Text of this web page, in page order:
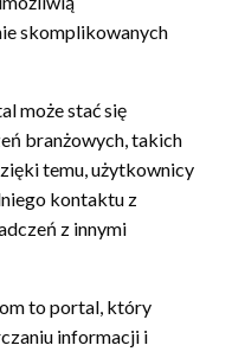
skomplikowanych
może stać się
branżowych, takich
temu, użytkownicy
kontaktu z
z innymi
to portal, który
informacji i